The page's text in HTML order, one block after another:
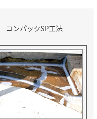
ンパックSP工法